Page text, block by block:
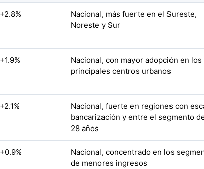
+2.8%
Nacional, más fuerte en el Sureste,
Noreste y Sur
+1.9%
Nacional, con mayor adopción en los
principales centros urbanos
+2.1%
Nacional, fuerte en regiones con
bancarización y entre el segmento
28 años
+0.9%
Nacional, concentrado en los
de menores ingresos